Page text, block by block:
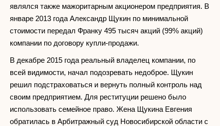
являлся также мажоритарным акционером предприятия. В
январе 2013 года Александр Щукин по минимальной
стоимости передал Франку 495 тысяч акций (99% акций)
компании по договору купли-продажи.
В декабре 2015 года реальный владелец компании, по
всей видимости, начал подозревать недоброе. Щукин
решил подстраховаться и вернуть полный контроль над
своим предприятием. Для реституции решено было
использовать семейное право. Жена Щукина Евгения
обратилась в Арбитражный суд Новосибирской области с